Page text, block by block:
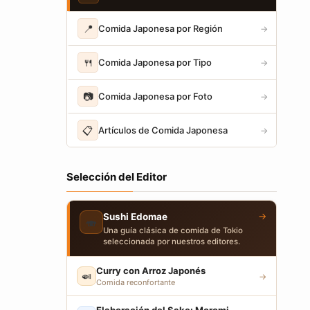
📍 Comida Japonesa por Región →
🍴 Comida Japonesa por Tipo →
📷 Comida Japonesa por Foto →
📋 Artículos de Comida Japonesa →
Selección del Editor
🍣 Sushi Edomae
Una guía clásica de comida de Tokio
seleccionada por nuestros editores.
→
🍛 Curry con Arroz Japonés
Comida reconfortante
→